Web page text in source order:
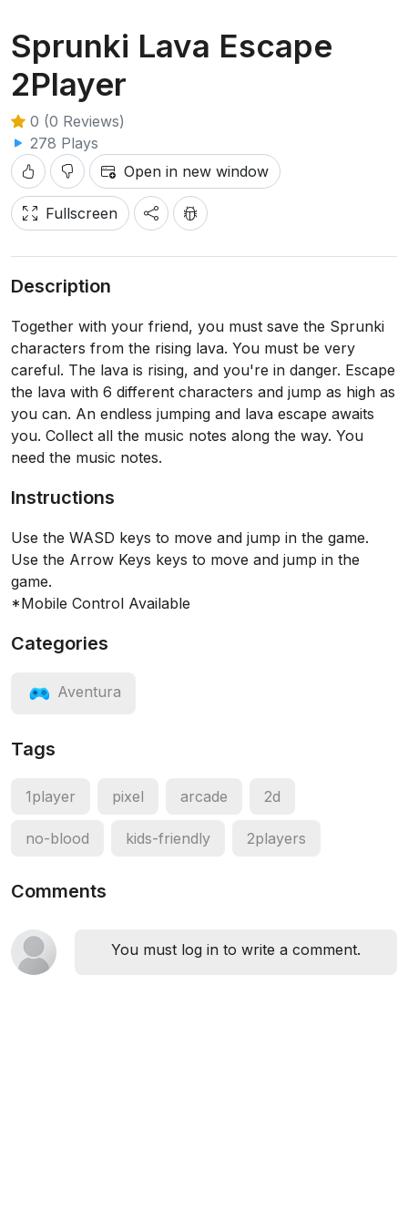
Sprunki Lava Escape
2Player
0 (0 Reviews)
278 Plays
Open in new window
Fullscreen
Description
Together with your friend, you must save the Sprunki
characters from the rising lava. You must be very
careful. The lava is rising, and you're in danger. Escape
the lava with 6 different characters and jump as high as
you can. An endless jumping and lava escape awaits
you. Collect all the music notes along the way. You
need the music notes.
Instructions
Use the WASD keys to move and jump in the game.
Use the Arrow Keys keys to move and jump in the
game.
*Mobile Control Available
Categories
Aventura
Tags
1player pixel arcade 2d
no-blood kids-friendly 2players
Comments
You must log in to write a comment.